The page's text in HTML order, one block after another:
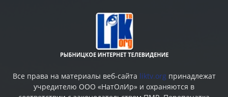
Все права на материалы веб-сайта liktv.org принадлежат
учредителю ООО «НатОлИр» и охраняются в